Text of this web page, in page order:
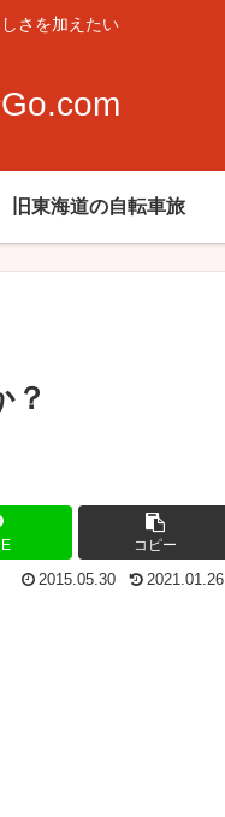
さを加えたい
旧東海道の自転車旅
？
コピー
2015.05.30 2021.01.26